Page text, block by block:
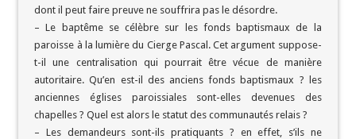
dont il peut faire preuve ne souffrira pas le désordre.
– Le baptême se célèbre sur les fonds baptismaux de la
paroisse à la lumière du Cierge Pascal. Cet argument suppose-
t-il une centralisation qui pourrait être vécue de manière
autoritaire. Qu’en est-il des anciens fonds baptismaux ? les
anciennes églises paroissiales sont-elles devenues des
chapelles ? Quel est alors le statut des communautés relais ?
– Les demandeurs sont-ils pratiquants ? en effet, s’ils ne